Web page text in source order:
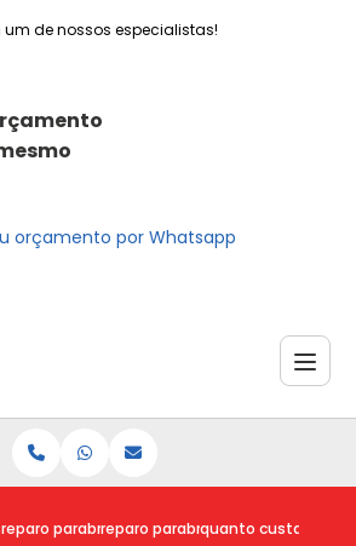
de nossos especialistas!
orçamento por Whatsapp
reparo parabrisasreparo parabrisa trincado
quanto custa